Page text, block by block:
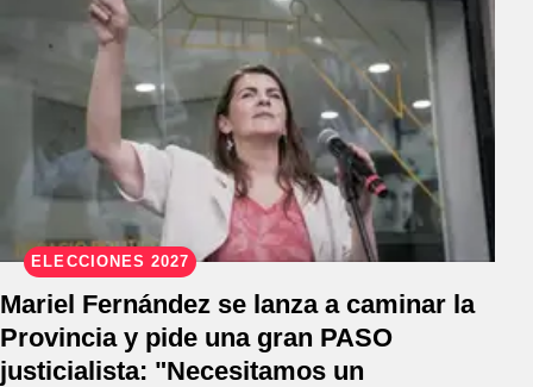
ELECCIONES 2027
Mariel Fernández se lanza a caminar la
Provincia y pide una gran PASO
justicialista: "Necesitamos un